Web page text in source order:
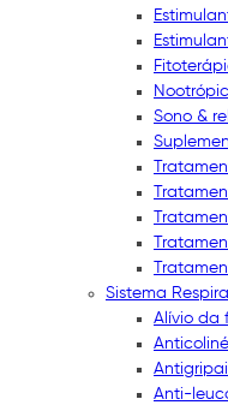
Sono &
Sistema
Alívio da
Anti-